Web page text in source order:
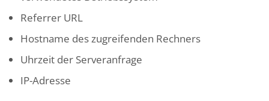
Referrer URL
Hostname des zugreifenden Rechners
Uhrzeit der Serveranfrage
IP-Adresse